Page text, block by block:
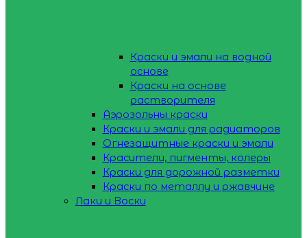
Краски и эмали на водной
основе
Краски на основе
растворителя
Аэрозольны краски
Краски и эмали для радиаторов
Огнезащитные краски и эмали
Красители, пигменты, колеры
Краски для дорожной разметки
Краски по металлу и ржавчине
Лаки и Воски